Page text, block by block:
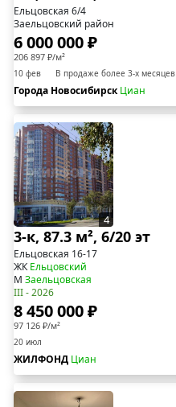
Ельцовская 6/4
Заельцовский район
6 000 000 ₽
206 897 ₽/м²
10 фев В продаже более 3-х месяцев
Города НовосибирскЦиан
4
3-к, 87.3 м², 6/20 эт
Ельцовская 16-17
ЖКЕльцовский
М Заельцовская
III - 2026
8 450 000 ₽
97 126 ₽/м²
20 июл
ЖИЛФОНД Циан